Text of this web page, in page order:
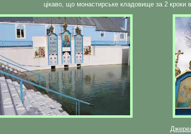
цікаво, що монастирське кладовище за 2 кроки